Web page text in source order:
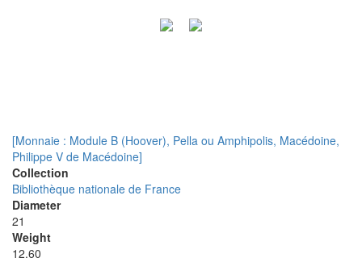
[Monnaie : Module B (Hoover), Pella ou Amphipolis, Macédoine,
Philippe V de Macédoine]
Collection
Bibliothèque nationale de France
Diameter
21
Weight
12.60